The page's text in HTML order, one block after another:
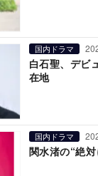
国内ドラマ
白石聖、デビ
在地
国内ドラマ
関水渚の“絶